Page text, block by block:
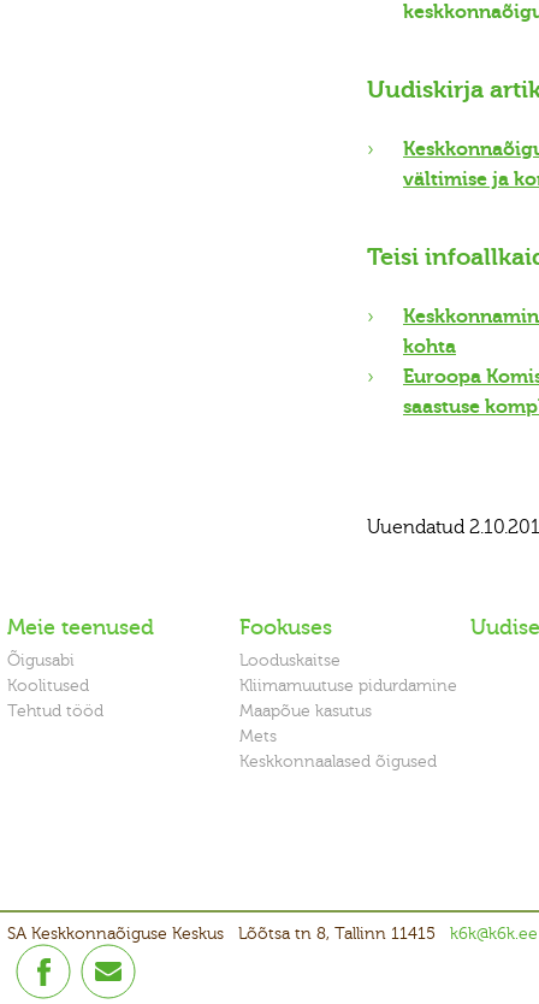
Uudiskirja
vältimise ja
Teisi
kohta
Euroopa
saastuse
Uuendatud
Meie teenused
Õigusabi
Koolitused
Tehtud tööd
Fookuses
Looduskaitse
Kliimamuutuse pidurdamine
Maapõue kasutus
Mets
Keskkonnaalased õigused
SA Keskkonnaõiguse Keskus Lõõtsa tn 8, Tallinn 11415 k6k@k6k.ee